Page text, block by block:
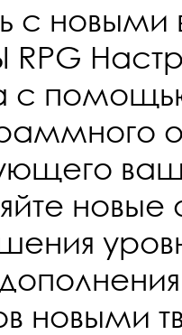
с
с
новые
новыми